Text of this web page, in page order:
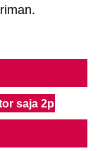
saja 2p